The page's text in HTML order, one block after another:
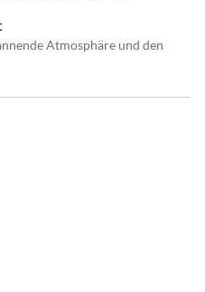
Atmosphäre und den